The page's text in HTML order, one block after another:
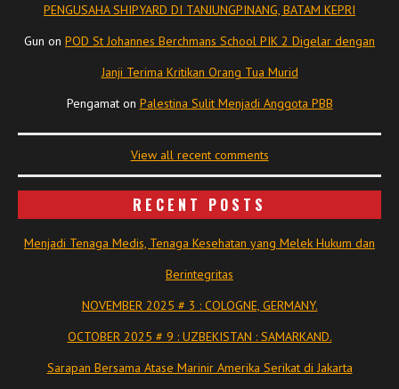
PENGUSAHA SHIPYARD DI TANJUNGPINANG, BATAM KEPRI
Gun on POD St Johannes Berchmans School PIK 2 Digelar dengan
Janji Terima Kritikan Orang Tua Murid
Pengamaton Palestina Sulit Menjadi Anggota PBB
View all recent comments
RECENT POSTS
Menjadi Tenaga Medis, Tenaga Kesehatan yang Melek Hukum dan
Berintegritas
NOVEMBER 2025 # 3 : COLOGNE, GERMANY.
OCTOBER 2025 # 9 : UZBEKISTAN : SAMARKAND.
Sarapan Bersama Atase Marinir Amerika Serikat di Jakarta